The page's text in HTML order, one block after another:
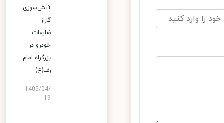
آتش‌سوزی
گاراژ
ضایعات
خودرو در
بزرگراه امام
رضا(ع)
1405/04/
19